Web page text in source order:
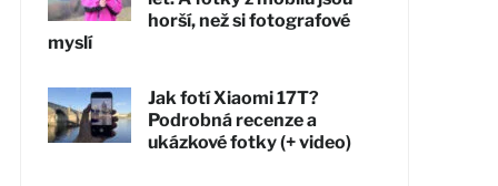
horší, než si fotografové
myslí
Jak fotí Xiaomi 17T?
Podrobná recenze a
ukázkové fotky (+ video)